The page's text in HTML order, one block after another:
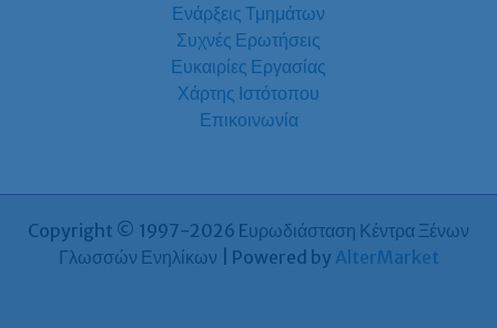
Ενάρξεις Τμημάτων
Συχνές Ερωτήσεις
Ευκαιρίες Εργασίας
Χάρτης Ιστότοπου
Επικοινωνία
Copyright © 1997-2026 Eυρωδιάσταση Κέντρα Ξένων
Γλωσσών Ενηλίκων | Powered by AlterMarket